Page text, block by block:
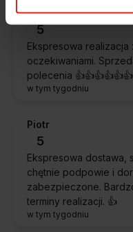
Magdalena
5
Ekspresowa
oczekiwaniami.
polecenia
w tym tygodniu
Piotr
5
Ekspresowa dostawa,
chętnie podpowie i
zabezpieczone.
terminy realizacji. 👍️
w tym tygodniu